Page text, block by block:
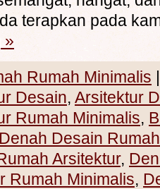
terapkan pada
»
Rumah Minimalis |
Desain, Arsitektur
Rumah Minimalis,
Denah Desain
Arsitektur,
Rumah Minimalis,